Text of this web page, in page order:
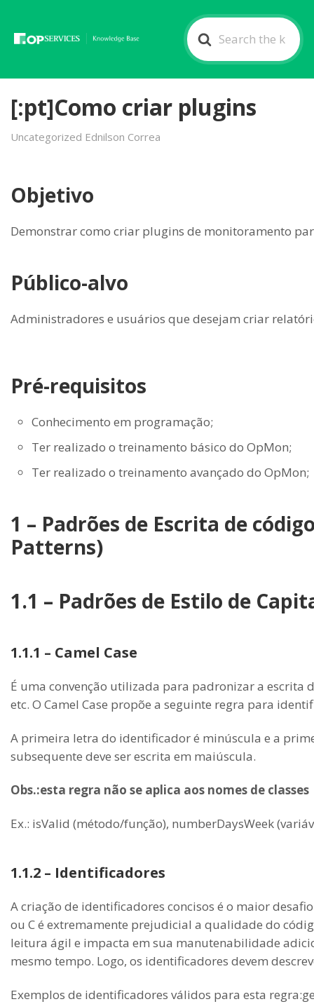
Search
For
[:pt]Como criar plugins
Uncategorized Ednilson Correa
Objetivo
Demonstrar como criar plugins de monitoramento
Público-alvo
Administradores e usuários que desejam criar
Pré-requisitos
Conhecimento em programação;
Ter realizado o treinamento básico do OpMon;
Ter realizado o treinamento avançado do OpMon;
1 – Padrões de Escrita de
Patterns)
1.1 – Padrões de Estilo de
1.1.1 – Camel Case
É uma convenção utilizada para padronizar a escrita
etc. O Camel Case propõe a seguinte regra para
A primeira letra do identificador é minúscula e a
subsequente deve ser escrita em maiúscula.
Obs.:esta regra não se aplica aos nomes de classes
Ex.: isValid (método/função), numberDaysWeek
1.1.2 – Identificadores
A criação de identificadores concisos é o maior
ou C é extremamente prejudicial a qualidade do
leitura ágil e impacta em sua manutenabilidade
mesmo tempo. Logo, os identificadores devem
Exemplos de identificadores válidos para esta